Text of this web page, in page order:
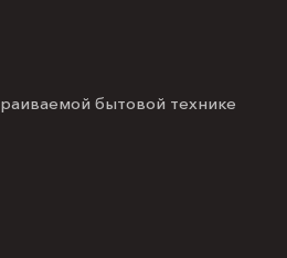
бытовой технике